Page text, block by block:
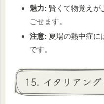
魅力: 賢くて物覚えが
ごせます。
注意: 夏場の熱中症に
です。
15. イタリアン